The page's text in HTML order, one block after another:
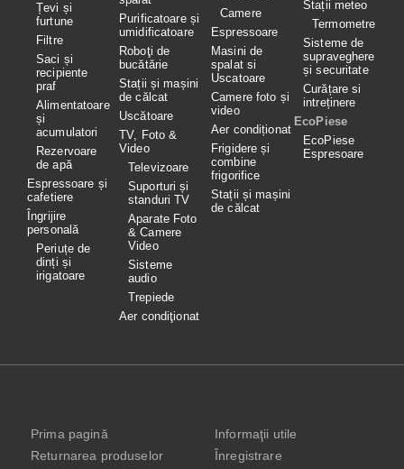
Țevi și
furtune
Filtre
Saci și
recipiente
praf
Alimentatoare
și
acumulatori
Rezervoare
de apă
Espressoare și
cafetiere
Îngrijire
personală
Periuțe de
dinți și
irigatoare
Purificatoare și
umidificatoare
Roboţi de
bucătărie
Stații și mașini
de călcat
Uscătoare
TV, Foto &
Video
Televizoare
Suporturi și
standuri TV
Aparate Foto
& Camere
Video
Sisteme
audio
Trepiede
Aer condiţionat
Camere
Espressoare
Masini de
spalat si
Uscatoare
Camere foto și
video
Aer condiționat
Frigidere și
combine
frigorifice
Stații și mașini
de călcat
Stații meteo
Termometre
Sisteme de
supraveghere
și securitate
Curățare si
intreținere
EcoPiese
EcoPiese
Espresoare
Prima pagină
Returnarea produselor
Informaţii utile
Înregistrare